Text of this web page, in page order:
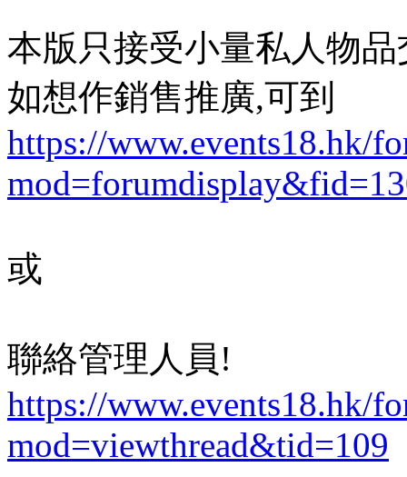
本版只接受小量私人物
如想作銷售推廣,可到
https://www.events18.hk/
或
聯絡管理人員!
https://www.events18.hk/
mod=viewthread&tid=109